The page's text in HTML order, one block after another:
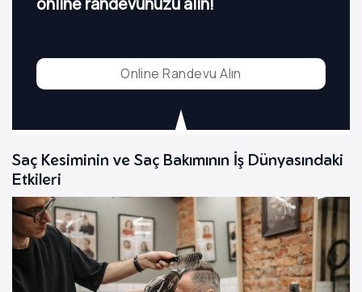
Online Randevu Alın
Saç Kesiminin ve Saç Bakımının İş Dünyasındaki
Etkileri